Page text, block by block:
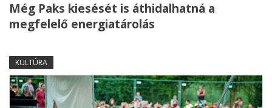
Még Paks kiesését is áthidalhatná a
megfelelő energiatárolás
KULTÚRA